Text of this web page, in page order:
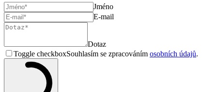
Jméno
E-mail
Dotaz
Toggle checkboxSouhlasím se zpracováním osobních údajů.